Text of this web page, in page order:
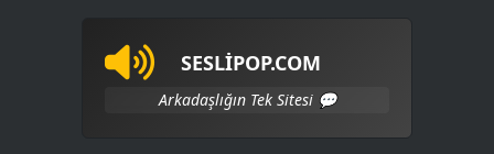
💻
SESLİPOP.COM
Arkadaşlığın Tek Sitesi 💬